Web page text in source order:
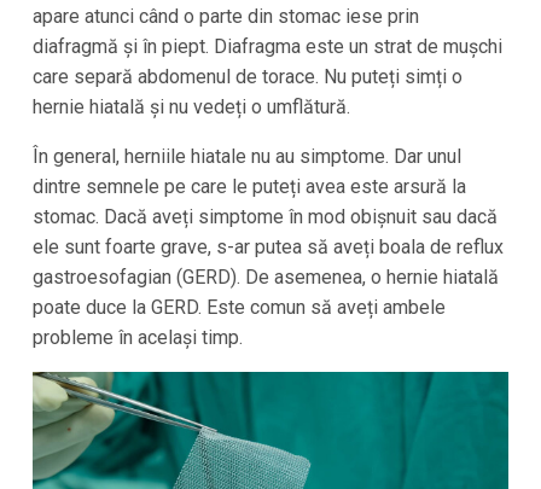
apare atunci când o parte din stomac iese prin
diafragmă și în piept. Diafragma este un strat de mușchi
care separă abdomenul de torace. Nu puteți simți o
hernie hiatală și nu vedeți o umflătură.
În general, herniile hiatale nu au simptome. Dar unul
dintre semnele pe care le puteți avea este arsură la
stomac. Dacă aveți simptome în mod obișnuit sau dacă
ele sunt foarte grave, s-ar putea să aveți boala de reflux
gastroesofagian (GERD). De asemenea, o hernie hiatală
poate duce la GERD. Este comun să aveți ambele
probleme în același timp.